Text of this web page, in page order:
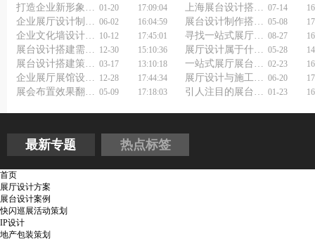
打造企业新形象，专业展厅设计装修公司点亮你的未来 01-20 17:09:04 上海展台设计搭建公司浅谈展台制作 07-14
企业展厅设计制作如何做好? 06-02 16:04:59 展台设计制作搭建工厂哪家性价比更高？ 05-08
企业文化墙设计方案如何做？ 10-12 17:45:01 寻找一站式展厅设计解决方案？上海展厅设计供应商全搞定！ 08-27
展台设计搭建需要考虑的因素 12-30 15:10:36 展厅设计属于什么行业? 05-28
展台设计搭建策划怎么做好？ 03-17 13:10:18 一站式展厅展台设计搭建公司服务，你体验过吗？ 02-23
企业展厅展馆设计：抓住观众心灵的奥秘 12-28 17:44:34 展厅设计与施工有妙招？企业展厅展馆设计公司来支招！ 06-20
展会布置效果翻倍的秘密？展览展台搭建设计公司来揭秘！ 05-09 17:18:03 引人注目的展台展览设计搭建服务方案如何制定？ 01-23
最新专题 热点标签
首页
展厅设计方案
展台设计案例
快闪巡展活动策划
IP设计
地产包装策划